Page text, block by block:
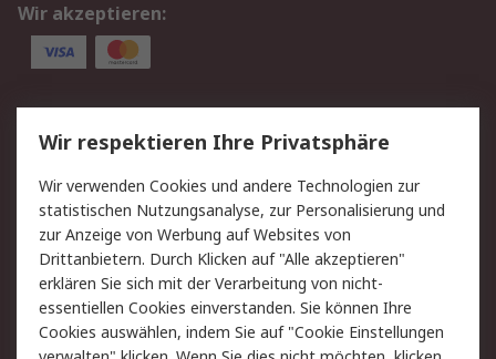
Wir akzeptieren:
Service
Value Added Services
Lieferlösungen
Rücksendung/Entsorgung Kontakt
Hilfe
Rechtliches
RS Verkaufs- und
Lieferbedingungen
Datenschutz
Wir respektieren Ihre Privatsphäre
Wir verwenden Cookies und andere Technologien zur
statistischen Nutzungsanalyse, zur Personalisierung und
zur Anzeige von Werbung auf Websites von
Drittanbietern. Durch Klicken auf "Alle akzeptieren"
erklären Sie sich mit der Verarbeitung von nicht-
essentiellen Cookies einverstanden. Sie können Ihre
Cookies auswählen, indem Sie auf "Cookie Einstellungen